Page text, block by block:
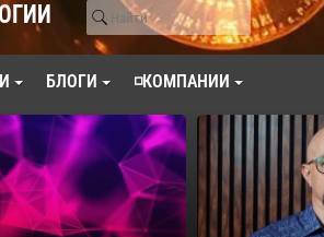
БЛОГИ ◽КОМПАНИИ